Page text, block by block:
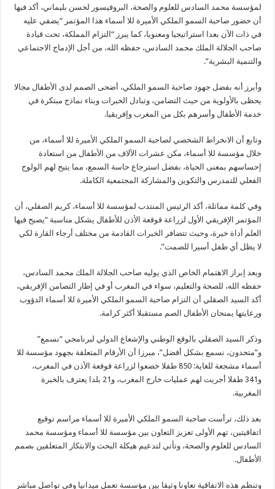
لمؤسسة محمد السادس للعلوم والصحة، البروفيسور لحسن بليماني، أكد فيها
أن حضور صاحبة السمو الملكي الأميرة للا أسماء هذا المؤتمر “يضفي عليه
في ذات الآن بعدا استراتيجيا ومعنويا، كما يبرز “التزام المملكة، تحت قيادة
صاحب الجلالة الملك محمد السادس، حفظه الله، من أجل الإدماج الاجتماعي
والتنمية البشرية”.
وأبرز أنه بفضل جهود صاحبة السمو الملكي، أضحى الصمم لدى الأطفال مجالا
يحظى بالأولوية من حيث التضامن، وتبادل الخبرات وبناء نماذج مبتكرة في
خدمة الأطفال وأسرهم بكل من المغرب وإفريقيا.
وتابع أن الانخراط الشخصي لصاحبة السمو الملكي الأميرة للا أسماء، من
خلال مؤسسة للا أسماء، مكن عشرات الآلاف من الأطفال من استعادة
إحساسهم بمعنى الحياة، بفضل استرجاع حاسة السمع، مما يتيح لهم الولوج
الفعلي للتمدرس والتكوين والمشاركة المجتمعية الكاملة.
وفي كلمة مماثلة، أكد الرئيس المنتدب لمؤسسة للا أسماء، كريم الصقلي، أن
المؤتمر الإفريقي الأول لزراعة قوقعة الأذن للأطفال يشكل مناسبة “يصبح فيها
العلم أداة خيرة، وحيث تتضافر الخبرات القادمة من مختلف أرجاء القارة لكي
لا يظل أي طفل أسيرا للصمت”.
وبعد إبراز الاهتمام الخاص الذي يوليه صاحب الجلالة الملك محمد السادس،
حفظه الله، للصحة والتعليم، سواء في المغرب أو في إطار التضامن الإفريقي،
أكد السيد الصقلي أن التزام صاحبة السمو الملكي الأميرة للا أسماء الدؤوب
ورعايتها يمنحان الأطفال الصم مستقبلا أكثر كرامة.
وذكر السيد الصقلي بالوقع الوطني والإشعاع الدولي لبرنامجي “نسمع”
و”متحدون، نسمع بشكل أفضل”، مبرزا أن الأرقام المتعلقة بجهود مؤسسة للا
أسماء مشجعة للغاية: 850 طفلا خضعوا لزراعة قوقعة الأذن في المغرب،
و341 طفلا أجريت لهم عمليات خارج المغرب، و21 بلدا يعترف بالخبرة
المغربية.
بعد ذلك، ترأست صاحبة السمو الملكي الأميرة للا أسماء مراسم توقيع
اتفاقيتين، تهم الأولى تعزيز التعاون بين مؤسسة للا أسماء ومؤسسة محمد
السادس للعلوم والصحة، وتأتي لتدعيم هيكلة البحث والابتكار المتعلقين بصمم
الأطفال.
وتنظم هذه الاتفاقية تعاونا وثيقا بين مؤسسة تعمل ميدانيا وفي تواصل مباشر